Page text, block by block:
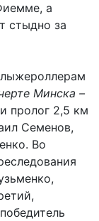
а
стыдно за
лыжероллерам
Минска –
пролог 2,5 км
Семенов,
Во